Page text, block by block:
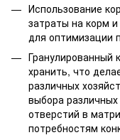
Использование
затраты на корм
для оптимизации
Гранулированный
хранить, что
различных
выбора
отверстий в
потребностям